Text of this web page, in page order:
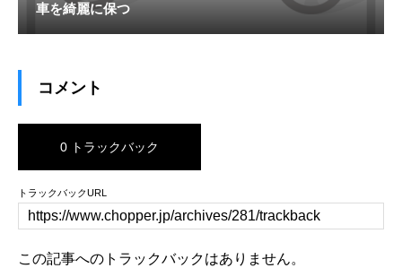
車を綺麗に保つ
コメント
0 トラックバック
トラックバックURL
この記事へのトラックバックはありません。